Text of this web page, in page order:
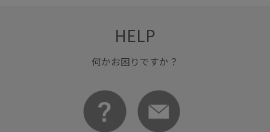
HELP
何かお困りですか？